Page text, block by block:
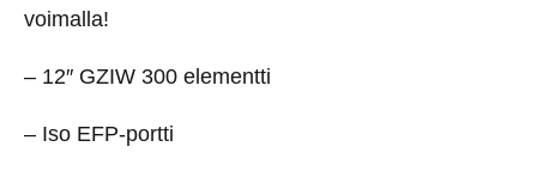
voimalla!
– 12″ GZIW 300 elementti
– Iso EFP-portti